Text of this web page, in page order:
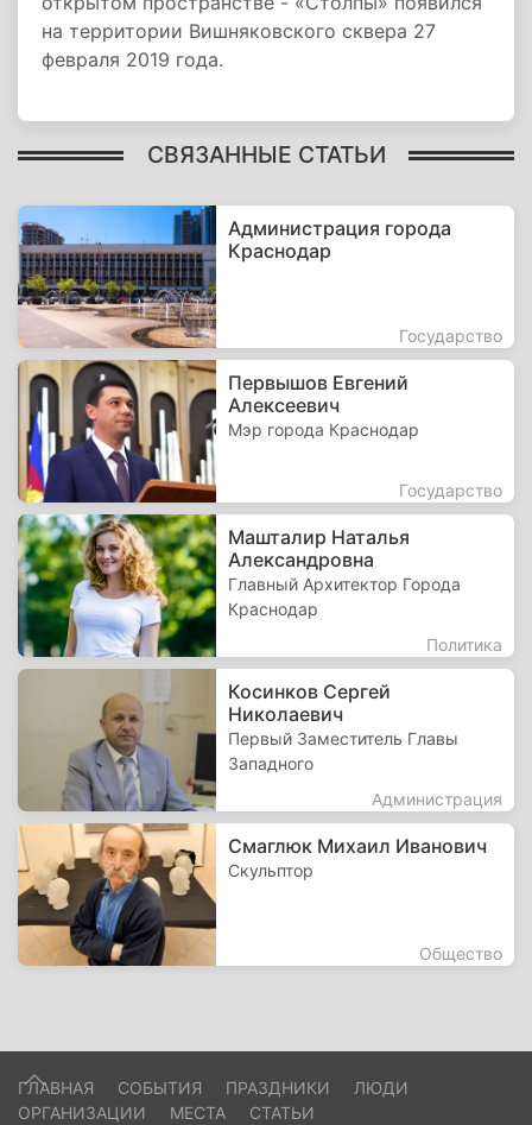
на территории Вишняковского сквера 27
февраля 2019 года.
СВЯЗАННЫЕ СТАТЬИ
Администрация города
Краснодар
Государство
Первышов Евгений
Алексеевич
Мэр города Краснодар
Государство
Машталир Наталья
Александровна
Главный Архитектор Города
Краснодар
Политика
Косинков Сергей
Николаевич
Первый Заместитель Главы
Западного
Администрация
Смаглюк Михаил Иванович
Скульптор
Общество
ГЛАВНАЯ СОБЫТИЯ ПРАЗДНИКИ
ЛЮДИ
ОРГАНИЗАЦИИ
МЕСТА СТАТЬИ